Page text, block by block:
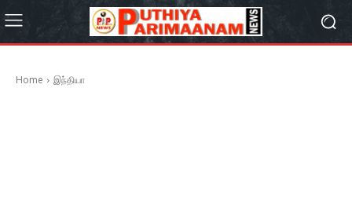
Home இந்தியா